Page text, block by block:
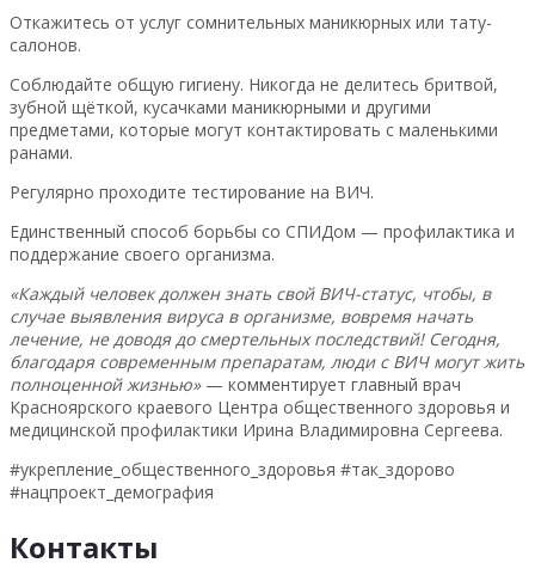
Откажитесь от услуг сомнительных маникюрных или тату-
салонов.
Соблюдайте общую гигиену. Никогда не делитесь бритвой,
зубной щёткой, кусачками маникюрными и другими
предметами, которые могут контактировать с маленькими
ранами.
Регулярно проходите тестирование на ВИЧ.
Единственный способ борьбы со СПИДом — профилактика и
поддержание своего организма.
«Каждый человек должен знать свой ВИЧ-статус, чтобы, в
случае выявления вируса в организме, вовремя начать
лечение, не доводя до смертельных последствий! Сегодня,
благодаря современным препаратам, люди с ВИЧ могут жить
полноценной жизнью»— комментирует главный врач
Красноярского краевого Центра общественного здоровья и
медицинской профилактики Ирина Владимировна Сергеева.
#укрепление_общественного_здоровья #так_здорово
#нацпроект_демография
Контакты